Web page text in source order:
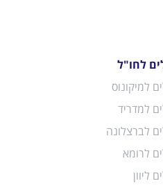
לחו"ל
למיקונוס
למדריד
לברצלונה
לרומא
ליוון